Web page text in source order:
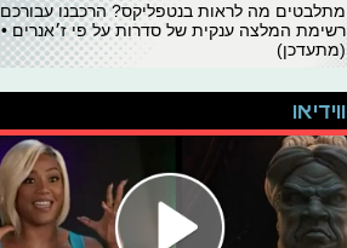
מתלבטים מה לראות בנטפליקס? הרכבנו עבורכם
רשימת המלצה ענקית של סדרות על פי ז׳אנרים •
(מתעדכן)
ווידיאו